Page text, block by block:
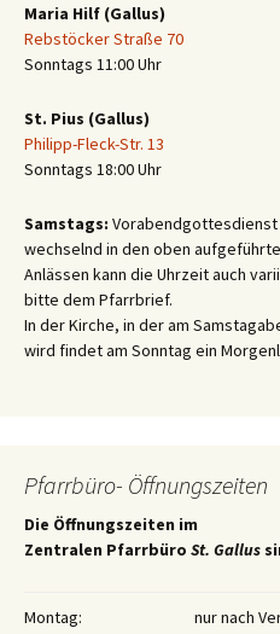
Maria Hilf (Gallus)
Rebstöcker Straße 70
Sonntags 11:00 Uhr
St. Pius (Gallus)
Philipp-Fleck-Str. 13
Sonntags 18:00 Uhr
Samstags: Vorabendgottesdienst
wechselnd in den oben
Anlässen kann die Uhrzeit auch
bitte dem Pfarrbrief.
In der Kirche, in der am
wird findet am Sonntag ein
Pfarrbüro- Öffnungszeiten
Die Öffnungszeiten im
Zentralen Pfarrbüro St. Gallus
Montag: nur nach